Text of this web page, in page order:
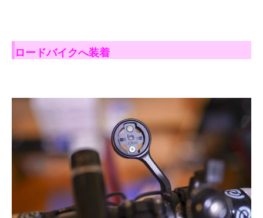
ロードバイクへ装着